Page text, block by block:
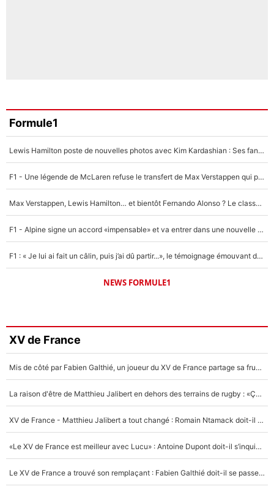
Formule1
Lewis Hamilton poste de nouvelles photos avec Kim Kardashian : Ses fans le voient déjà redevenir champion du monde de F1 grâce à elle !
F1 - Une légende de McLaren refuse le transfert de Max Verstappen qui pourrait «faire des vagues» et plomber l'ambiance dans l'équipe
Max Verstappen, Lewis Hamilton… et bientôt Fernando Alonso ? Le classement des pilotes les mieux payés en Formule 1 risque de changer !
F1 - Alpine signe un accord «impensable» et va entrer dans une nouvelle dimension : Grande nouvelle pour Pierre Gasly !
F1 : « Je lui ai fait un câlin, puis j’ai dû partir...», le témoignage émouvant de Max Verstappen sur sa fille
NEWS FORMULE1
XV de France
Mis de côté par Fabien Galthié, un joueur du XV de France partage sa frustration : «ils ne me l’ont pas dit tout de suite»
La raison d'être de Matthieu Jalibert en dehors des terrains de rugby : «Ça m'atteint autant que si tu touches à un membre de ma famille»
XV de France - Matthieu Jalibert a tout changé : Romain Ntamack doit-il s’inquiéter pour sa place à un an de la Coupe du monde ?
«Le XV de France est meilleur avec Lucu» : Antoine Dupont doit-il s’inquiéter pour sa place ?
Le XV de France a trouvé son remplaçant : Fabien Galthié doit-il se passer d'Antoine Dupont ?